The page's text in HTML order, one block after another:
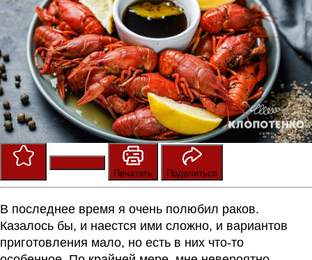
Печатать
Поделиться
В последнее время я очень полюбил раков.
Казалось бы, и наестся ими сложно, и вариантов
приготовления мало, но есть в них что-то